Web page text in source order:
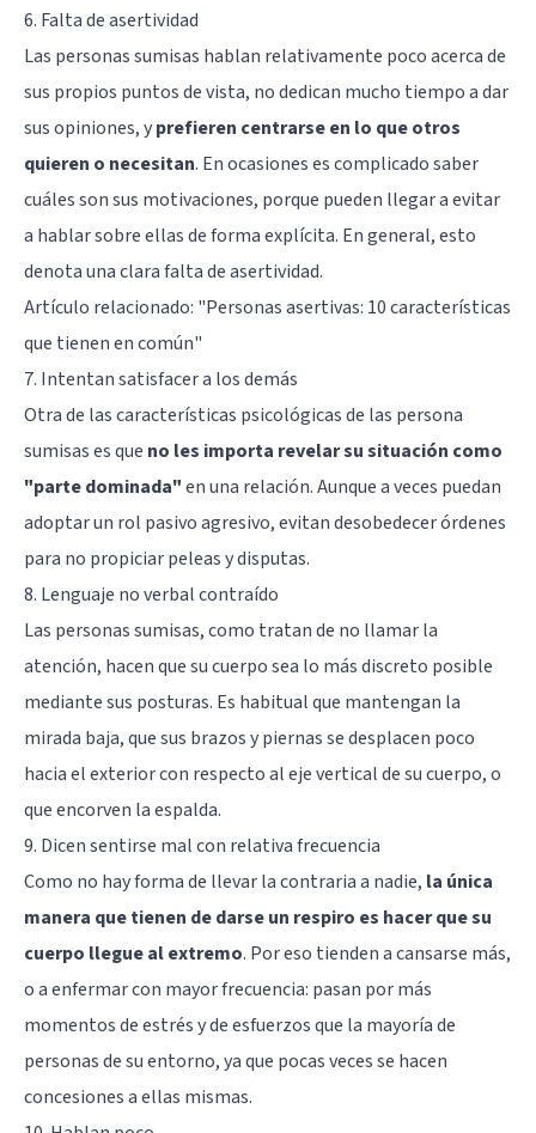
6. Falta de asertividad
Las personas sumisas hablan relativamente poco acerca de
sus propios puntos de vista, no dedican mucho tiempo a dar
sus opiniones, yprefieren centrarse en lo que otros
quieren o necesitan. En ocasiones es complicado saber
cuáles son sus motivaciones, porque pueden llegar a evitar
a hablar sobre ellas de forma explícita. En general, esto
denota una clara falta de asertividad.
Artículo relacionado: "Personas asertivas: 10 características
que tienen en común"
7. Intentan satisfacer a los demás
Otra de las características psicológicas de las persona
sumisas es que no les importa revelar su situación como
"parte dominada"en una relación. Aunque a veces puedan
adoptar un rol pasivo agresivo, evitan desobedecer órdenes
para no propiciar peleas y disputas.
8. Lenguaje no verbal contraído
Las personas sumisas, como tratan de no llamar la
atención, hacen que su cuerpo sea lo más discreto posible
mediante sus posturas. Es habitual que mantengan la
mirada baja, que sus brazos y piernas se desplacen poco
hacia el exterior con respecto al eje vertical de su cuerpo, o
que encorven la espalda.
9. Dicen sentirse mal con relativa frecuencia
Como no hay forma de llevar la contraria a nadie, la única
manera que tienen de darse un respiro es hacer que su
cuerpo llegue al extremo. Por eso tienden a cansarse más,
o a enfermar con mayor frecuencia: pasan por más
momentos de estrés y de esfuerzos que la mayoría de
personas de su entorno, ya que pocas veces se hacen
concesiones a ellas mismas.